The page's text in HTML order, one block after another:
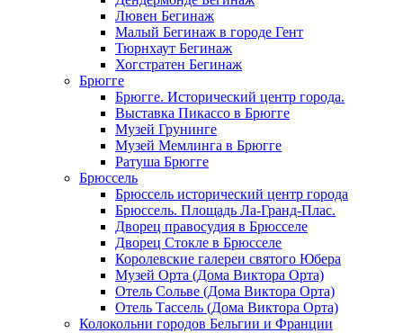
Лювен Бегинаж
Малый Бегинаж в городе Гент
Тюрнхаут Бегинаж
Хогстратен Бегинаж
Брюгге
Брюгге. Исторический центр города.
Выставка Пикассо в Брюгге
Музей Грунинге
Музей Мемлинга в Брюгге
Ратуша Брюгге
Брюссель
Брюссель исторический центр города
Брюссель. Площадь Ла-Гранд-Плас.
Дворец правосудия в Брюсселе
Дворец Стокле в Брюсселе
Королевские галереи святого Юбера
Музей Орта (Дома Виктора Орта)
Отель Сольве (Дома Виктора Орта)
Отель Тассель (Дома Виктора Орта)
Колокольни городов Бельгии и Франции